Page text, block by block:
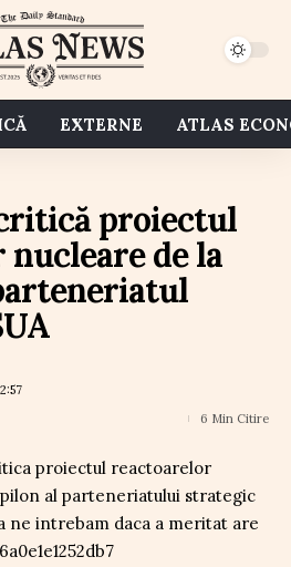
EXTERNE ATLAS
proiectul
de la
6 Min Citire